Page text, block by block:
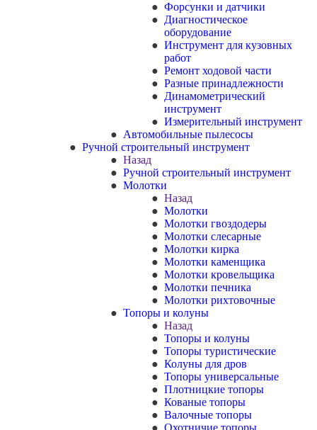
Форсунки и датчики
Диагностическое
оборудование
Инструмент для кузовных
работ
Ремонт ходовой части
Разные принадлежности
Динамометрический
инструмент
Измерительный инструмент
Автомобильные пылесосы
Ручной строительный инструмент
Назад
Ручной строительный инструмент
Молотки
Назад
Молотки
Молотки гвоздодеры
Молотки слесарные
Молотки кирка
Молотки каменщика
Молотки кровельщика
Молотки печника
Молотки рихтовочные
Топоры и колуны
Назад
Топоры и колуны
Топоры туристические
Колуны для дров
Топоры универсальные
Плотницкие топоры
Кованые топоры
Валочные топоры
Охотничие топоры